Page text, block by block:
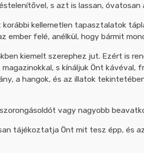
s azt is lassan, óvatosan
korábbi kellemetlen tapasztalatok
ember felé, anélkül, hogy bármit
kiemelt szerephez jut. Ezért is
s kínáljuk Önt
a hangok, és az illatok
vagy nagyobb
tájékoztatja Önt mit tesz épp, és